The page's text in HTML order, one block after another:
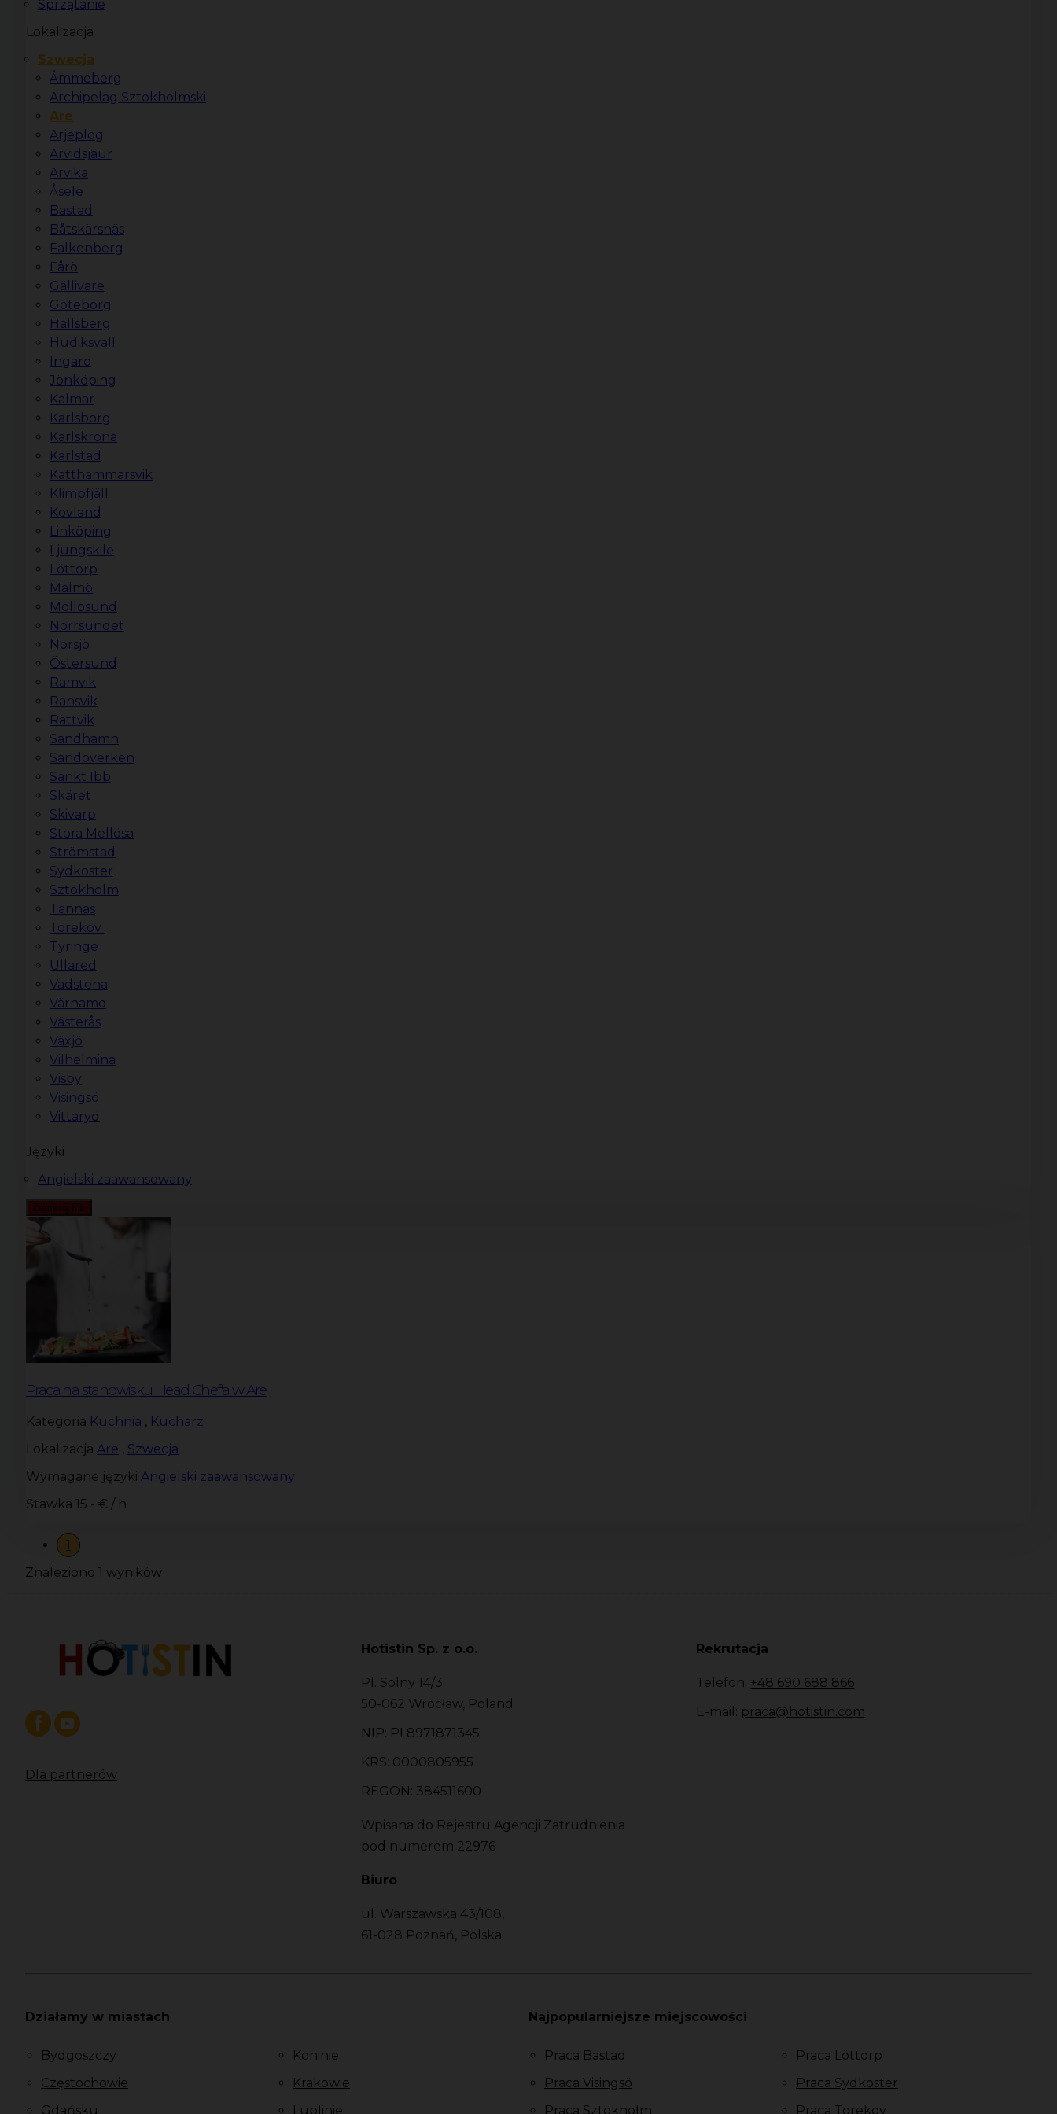
Sprzątanie
Lokalizacja
Szwecja
Åmmeberg
Archipelag Sztokholmski
Are
Arjeplog
Arvidsjaur
Arvika
Åsele
Bastad
Båtskärsnäs
Falkenberg
Fårö
Gällivare
Göteborg
Hallsberg
Hudiksvall
Ingaro
Jönköping
Kalmar
Karlsborg
Karlskrona
Karlstad
Katthammarsvik
Klimpfjäll
Kovland
Linköping
Ljungskile
Löttorp
Malmö
Mollösund
Norrsundet
Norsjö
Östersund
Ramvik
Ransvik
Rättvik
Sandhamn
Sandöverken
Sankt Ibb
Skäret
Skivarp
Stora Mellösa
Strömstad
Sydkoster
Sztokholm
Tännäs
Torekov
Tyringe
Ullared
Vadstena
Värnamo
Västerås
Växjö
Vilhelmina
Visby
Visingsö
Vittaryd
Języki
Angielski zaawansowany
Zamknij filtr
Praca na stanowisku Head Chef'a w Are
Kategoria Kuchnia , Kucharz
Lokalizacja Are , Szwecja
Wymagane języki Angielski zaawansowany
Stawka 15 - € / h
1
Znaleziono 1 wyników
Dla partnerów
Hotistin Sp. z o.o.
Pl. Solny 14/3
50-062 Wrocław, Poland
NIP: PL8971871345
KRS: 0000805955
REGON: 384511600
Wpisana do Rejestru Agencji Zatrudnienia
pod numerem 22976
Biuro
ul. Warszawska 43/108,
61-028 Poznań, Polska
Rekrutacja
Telefon: +48 690 688 866
E-mail: praca@hotistin.com
Działamy w miastach
Bydgoszczy
Częstochowie
Gdańsku
Koninie
Krakowie
Lublinie
Najpopularniejsze miejscowości
Praca Bastad
Praca Visingsö
Praca Sztokholm
Praca Löttorp
Praca Sydkoster
Praca Torekov